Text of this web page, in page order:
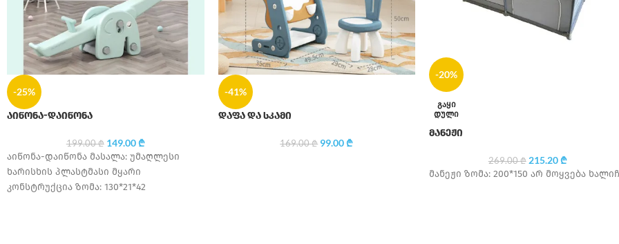
-25%
აიწონა-დაიწონა
199.00₾ 149.00₾
აიწონა-დაიწონა მასალა: უმაღლესი
ხარისხის პლასტმასი მყარი
კონსტრუქცია ზომა: 130*21*42
-41%
დაფა და სკამი
169.00₾ 99.00₾
-20%
ᲒᲐᲧᲘ
ᲓᲣᲚᲘ
მანეჟი
269.00₾ 215.20₾
მანეჟი ზომა: 200*150 არ მოყვება